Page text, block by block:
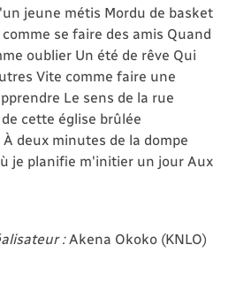
jeune métis Mordu de basket
se faire des amis Quand
oublier Un été de rêve Qui
Vite comme faire une
Le sens de la rue
cette église brûlée
deux minutes de la dompe
je planifie m'initier un jour Aux
: Akena Okoko (KNLO)